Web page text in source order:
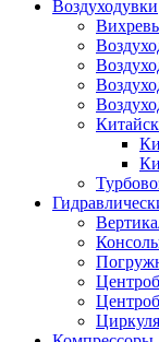
Воздуходувки